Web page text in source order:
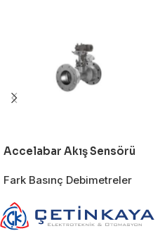
Accelabar Akış Sensörü
Fark Basınç Debimetreler